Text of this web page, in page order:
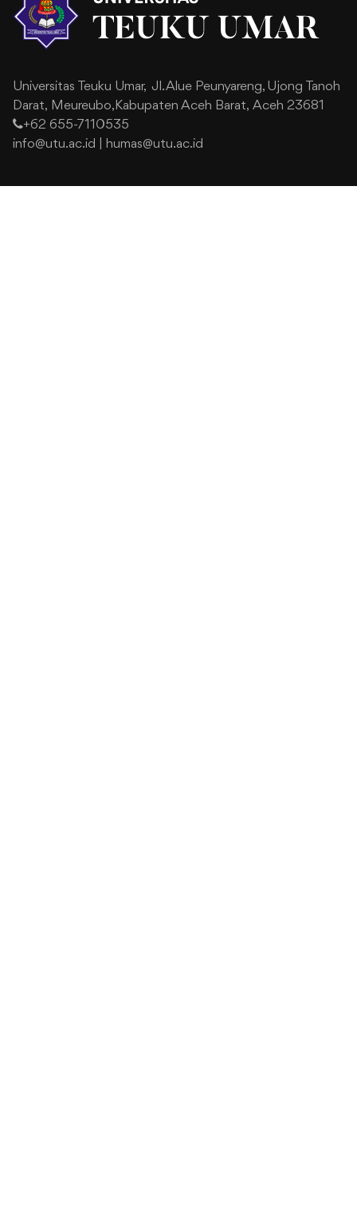
Universitas Teuku Umar, Jl. Alue Peunyareng, Ujong Tanoh
Darat, Meureubo,Kabupaten Aceh Barat, Aceh 23681
+62 655-7110535
info@utu.ac.id
humas@utu.ac.id